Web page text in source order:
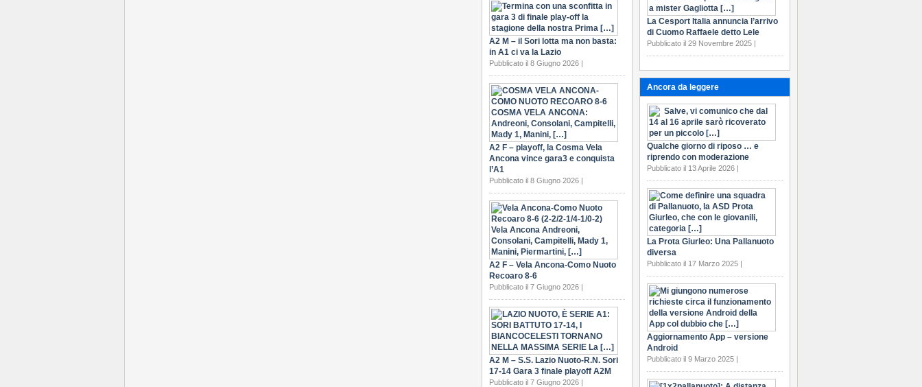
La Cesport Italia annuncia l’arrivo
di Cuomo Raffaele detto Lele
Pubblicato il 29 Novembre 2025 |
Ancora da leggere
Qualche giorno di riposo … e
riprendo con moderazione
Pubblicato il 13 Aprile 2026 |
La Prota Giurleo: Una Pallanuoto
diversa
Pubblicato il 17 Marzo 2025 |
Aggiornamento App – versione
Android
Pubblicato il 9 Marzo 2025 |
A2 M – il Sori lotta ma non basta:
in A1 ci va la Lazio
Pubblicato il 8 Giugno 2026 |
A2 F – playoff, la Cosma Vela
Ancona vince gara3 e conquista
l’A1
Pubblicato il 8 Giugno 2026 |
A2 F – Vela Ancona-Como Nuoto
Recoaro 8-6
Pubblicato il 7 Giugno 2026 |
A2 M – S.S. Lazio Nuoto-R.N. Sori
17-14 Gara 3 finale playoff A2M
Pubblicato il 7 Giugno 2026 |